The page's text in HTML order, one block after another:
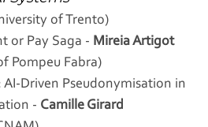
of Trento)
or Pay Saga - Mireia Artigot
Pompeu Fabra)
Driven Pseudonymisation in
- Camille Girard